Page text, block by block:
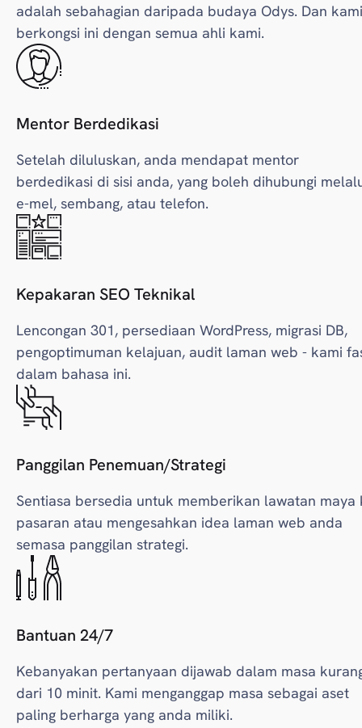
adalah sebahagian daripada budaya Odys. Dan kami
berkongsi ini dengan semua ahli kami.
Mentor Berdedikasi
Setelah diluluskan, anda mendapat mentor
berdedikasi di sisi anda, yang boleh dihubungi
e-mel, sembang, atau telefon.
Kepakaran SEO Teknikal
Lencongan 301, persediaan WordPress, migrasi DB,
pengoptimuman kelajuan, audit laman web - kami
dalam bahasa ini.
Panggilan Penemuan/Strategi
Sentiasa bersedia untuk memberikan lawatan maya
pasaran atau mengesahkan idea laman web anda
semasa panggilan strategi.
Bantuan 24/7
Kebanyakan pertanyaan dijawab dalam masa
dari 10 minit. Kami menganggap masa sebagai aset
paling berharga yang anda miliki.